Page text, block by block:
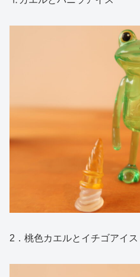
2．桃色カエルとイチゴアイス